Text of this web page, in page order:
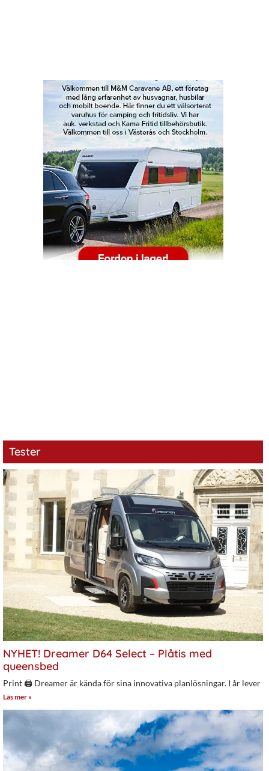
Tester
NYHET! Dreamer D64 Select – Plåtis med
queensbed
Print 🖨 Dreamer är kända för sina innovativa planlösningar. I år lever
Läs mer »